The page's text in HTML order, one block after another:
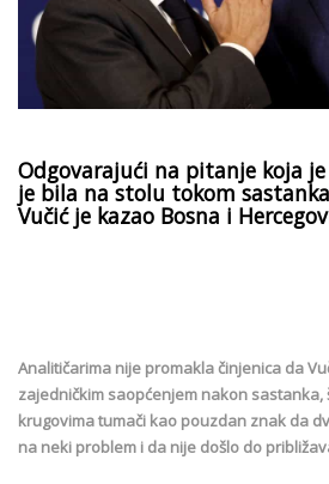
Odgovarajući na pitanje koja
je bila na stolu tokom
Vučić je kazao Bosna i
Analitičarima nije promakla činjenica da
zajedničkim saopćenjem nakon sastanka,
krugovima tumači kao pouzdan znak da
na neki problem i da nije došlo do